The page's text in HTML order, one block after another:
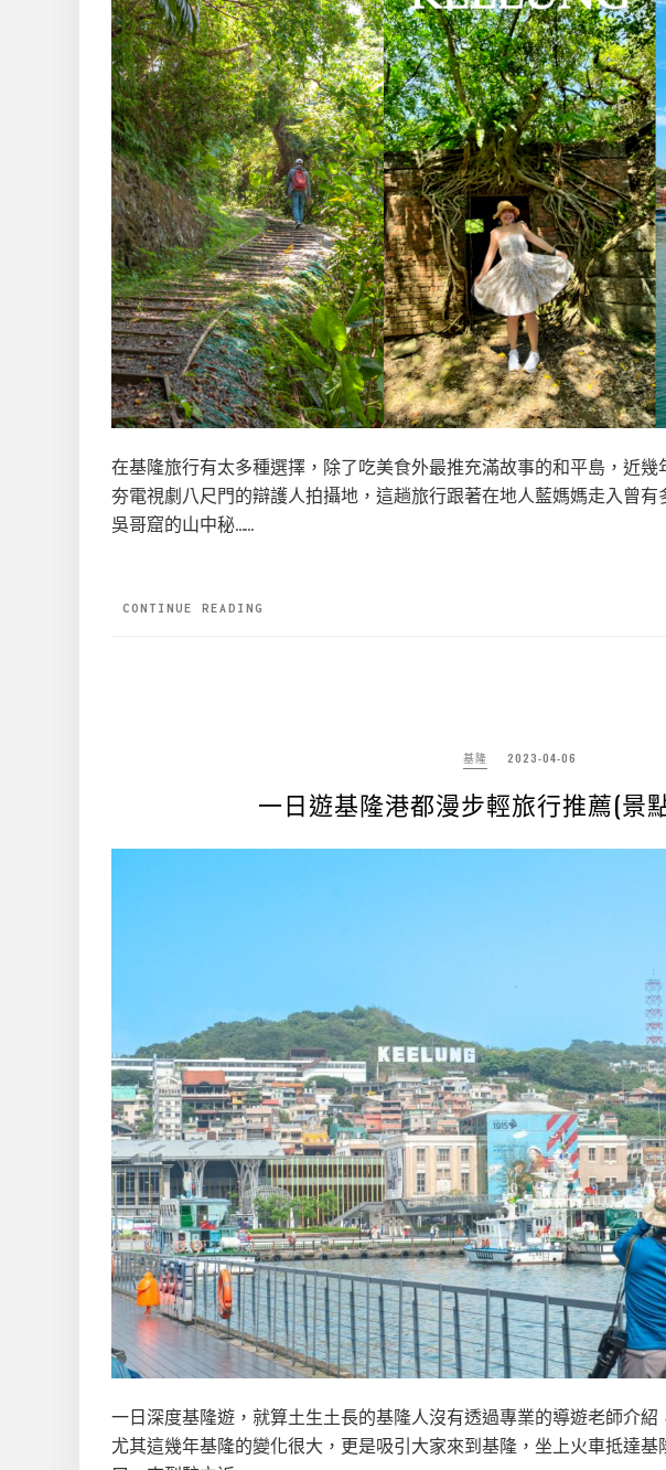
在基隆旅行有太多種選擇，除了吃美食外最推充滿故事的和平島，近
夯電視劇八尺門的辯護人拍攝地，這趟旅行跟著在地人藍媽媽走入曾
吳哥窟的山中秘……
CONTINUE READING
基隆 2023-04-06
一日遊基隆港都漫步輕旅行推薦(景
一日深度基隆遊，就算土生土長的基隆人沒有透過專業的導遊老師介紹
尤其這幾年基隆的變化很大，更是吸引大家來到基隆，坐上火車抵達